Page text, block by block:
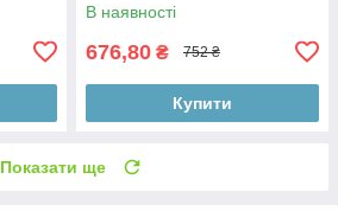
В наявності
676,80 ₴ 752 ₴
Купити
Показати ще